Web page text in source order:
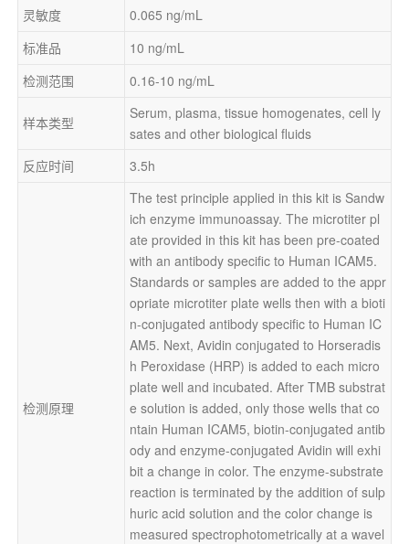
灵敏度
0.065 ng/mL
标准品
10 ng/mL
检测范围
0.16-10 ng/mL
样本类型
Serum, plasma, tissue homogenates, cell ly
sates and other biological fluids
反应时间
3.5h
检测原理
The test principle applied in this kit is Sandw
ich enzyme immunoassay. The microtiter pl
ate provided in this kit has been pre-coated
with an antibody specific to Human ICAM5.
Standards or samples are added to the appr
opriate microtiter plate wells then with a bioti
n-conjugated antibody specific to Human IC
AM5. Next, Avidin conjugated to Horseradis
h Peroxidase (HRP) is added to each micro
plate well and incubated. After TMB substrat
e solution is added, only those wells that co
ntain Human ICAM5, biotin-conjugated antib
ody and enzyme-conjugated Avidin will exhi
bit a change in color. The enzyme-substrate
reaction is terminated by the addition of sulp
huric acid solution and the color change is
measured spectrophotometrically at a wavel